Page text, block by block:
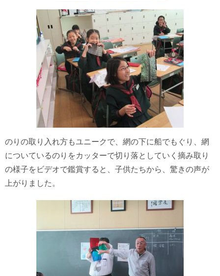
のりの取り入れ方もユニークで、網の下に船でもぐり、網
についているのりをカッターで切り落としていく摘み取り
の様子をビデオで鑑賞すると、子供たちから、驚きの声が
上がりました。